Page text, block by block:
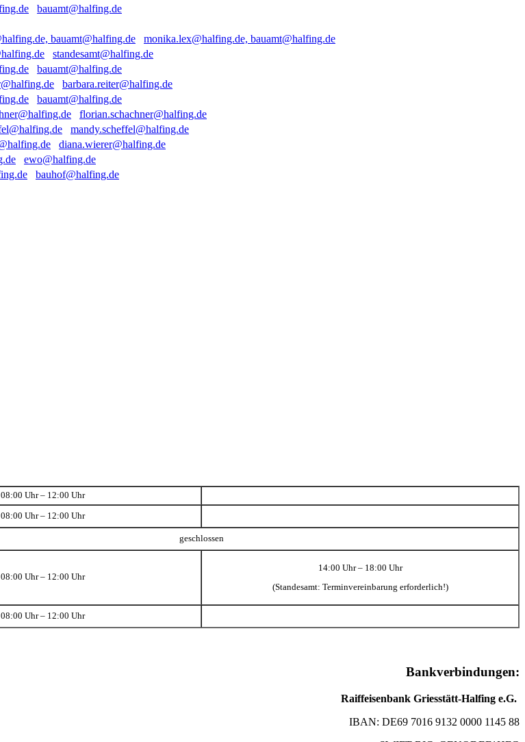
bauamt@halfing.de
monika.lex@halfing.de, bauamt@halfing.de
standesamt@halfing.de
bauamt@halfing.de
barbara.reiter@halfing.de
bauamt@halfing.de
florian.schachner@halfing.de
mandy.scheffel@halfing.de
diana.wierer@halfing.de
ewo@halfing.de
bauhof@halfing.de
08:00 Uhr – 12:00 Uhr
08:00 Uhr – 12:00 Uhr
geschlossen
08:00 Uhr – 12:00 Uhr
14:00 Uhr – 18:00 Uhr
(Standesamt: Terminvereinbarung erforderlich!)
08:00 Uhr – 12:00 Uhr
Bankverbindungen:
Raiffeisenbank Griesstätt-Halfing e.G.
IBAN: DE69 7016 9132 0000 1145 88